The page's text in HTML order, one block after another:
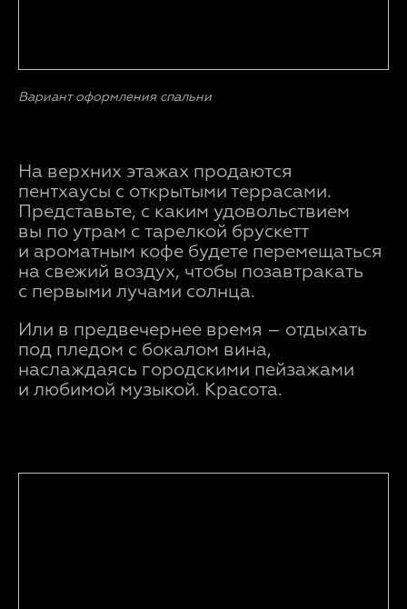
Вариант оформления спальни
На верхних этажах продаются
пентхаусы с открытыми террасами.
Представьте, с каким удовольствием
вы по утрам с тарелкой брускетт
и ароматным кофе будете перемещаться
на свежий воздух, чтобы позавтракать
с первыми лучами солнца.
Или в предвечернее время – отдыхать
под пледом с бокалом вина,
наслаждаясь городскими пейзажами
и любимой музыкой. Красота.